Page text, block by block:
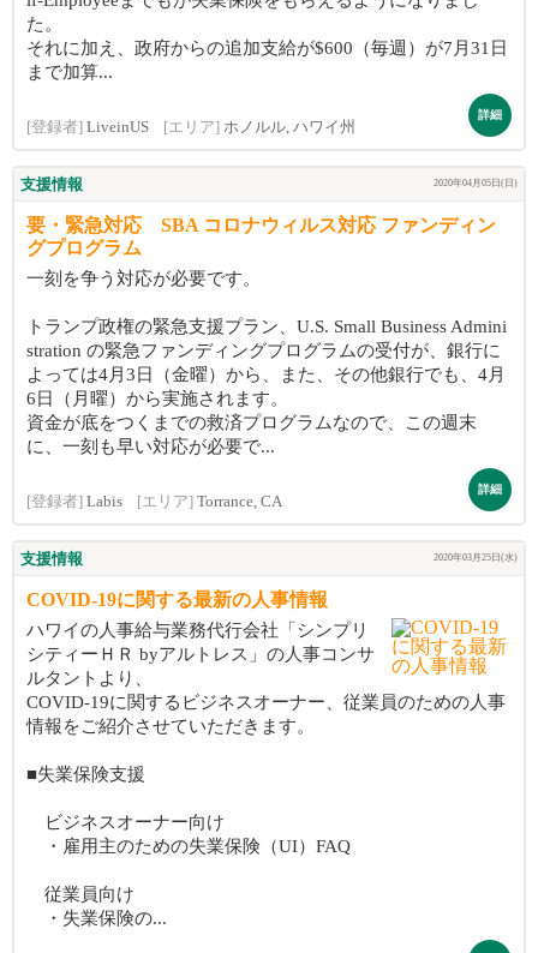
た。
それに加え、政府からの追加支給が$600（毎週）が7月31日
まで加算...
[登録者] LiveinUS [エリア] ホノルル, ハワイ州
詳細
支援情報 2020年04月05日(日)
要・緊急対応 SBA コロナウィルス対応 ファンディン
グプログラム
一刻を争う対応が必要です。
トランプ政権の緊急支援プラン、U.S. Small Business Admini
stration の緊急ファンディングプログラムの受付が、銀行に
よっては4月3日（金曜）から、また、その他銀行でも、4月
6日（月曜）から実施されます。
資金が底をつくまでの救済プログラムなので、この週末
に、一刻も早い対応が必要で...
[登録者] Labis [エリア] Torrance, CA
詳細
支援情報 2020年03月25日(水)
COVID-19に関する最新の人事情報
ハワイの人事給与業務代行会社「シンプリ
シティーＨＲ byアルトレス」の人事コンサ
ルタントより、
COVID-19に関するビジネスオーナー、従業員のための人事
情報をご紹介させていただきます。
■失業保険支援
ビジネスオーナー向け
・雇用主のための失業保険（UI）FAQ
従業員向け
・失業保険の...